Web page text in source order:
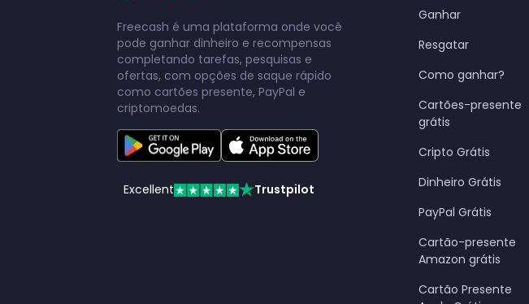
Freecash é uma plataforma onde você
pode ganhar dinheiro e recompensas
completando tarefas, pesquisas e
ofertas, com opções de saque rápido
como cartões presente, PayPal e
criptomoedas.
Excellent Trustpilot
Ganhar
Resgatar
Como ganhar?
Cartões-presente
grátis
Cripto Grátis
Dinheiro Grátis
PayPal Grátis
Cartão-presente
Amazon grátis
Cartão Presente